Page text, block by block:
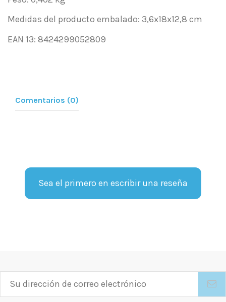
Medidas del producto embalado: 3,6x18x12,8 cm
EAN 13: 8424299052809
Comentarios (0)
Sea el primero en escribir una reseña